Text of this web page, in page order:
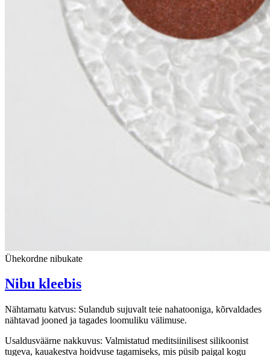
Ühekordne nibukate
Nibu kleebis
Nähtamatu katvus: Sulandub sujuvalt teie nahatooniga, kõrvaldades
nähtavad jooned ja tagades loomuliku välimuse.
Usaldusväärne nakkuvus: Valmistatud meditsiinilisest silikoonist
tugeva, kauakestva hoidvuse tagamiseks, mis püsib paigal kogu